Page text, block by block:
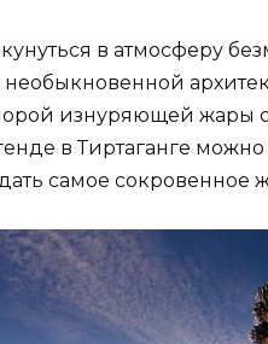
в атмосферу
необыкновенной
изнуряющей
в Тиртаганге
самое